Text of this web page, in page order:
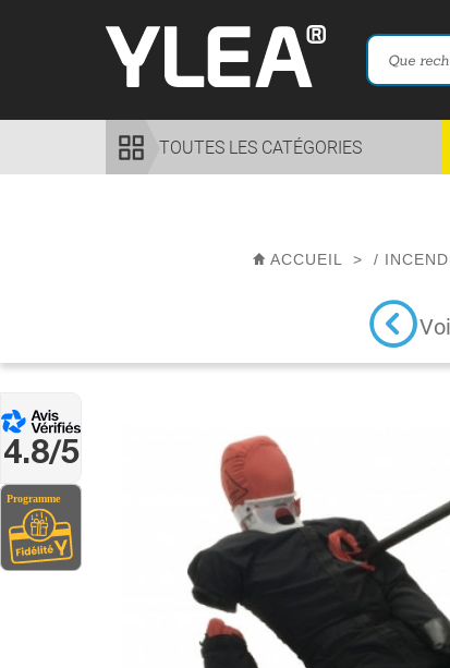
4.8/5
TOUTES LES CATÉGORIES
ACCUEIL > /